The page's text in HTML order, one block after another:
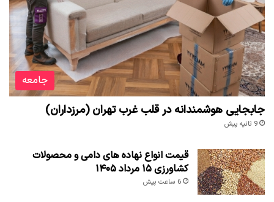
جامعه
جابجایی هوشمندانه در قلب غرب تهران (مرزداران)
9 ثانیه پیش
قیمت انواع نهاده های دامی و محصولات
کشاورزی ۱۵ مرداد ۱۴۰۵
6 ساعت پیش